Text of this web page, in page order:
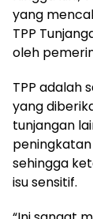
yang
TPP
oleh
TPP adalah
yang
tunjangan
peningkatan
sehingga
isu sensitif.